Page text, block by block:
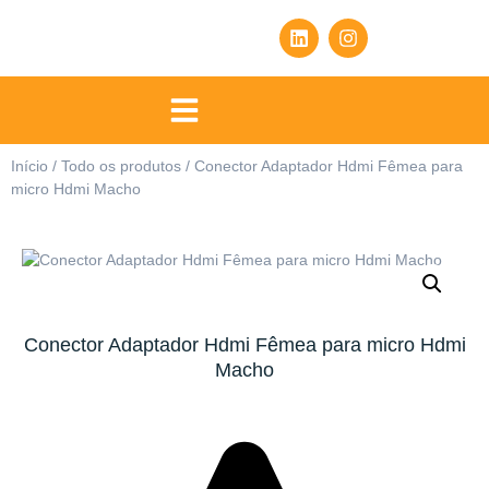
Início / Todo os produtos / Conector Adaptador Hdmi Fêmea para
micro Hdmi Macho
Conector Adaptador Hdmi Fêmea para micro Hdmi
Macho